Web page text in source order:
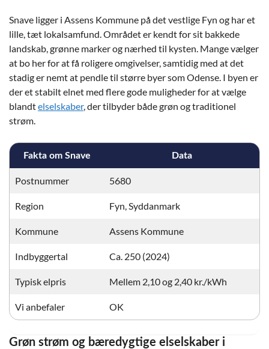
Snave ligger i Assens Kommune på det vestlige Fyn og har et
lille, tæt lokalsamfund. Området er kendt for sit bakkede
landskab, grønne marker og nærhed til kysten. Mange vælger
at bo her for at få roligere omgivelser, samtidig med at det
stadig er nemt at pendle til større byer som Odense. I byen er
der et stabilt elnet med flere gode muligheder for at vælge
blandtelselskaber, der tilbyder både grøn og traditionel
strøm.
Fakta om Snave Data
Postnummer 5680
Region Fyn, Syddanmark
Kommune Assens Kommune
Indbyggertal Ca. 250 (2024)
Typisk elpris Mellem 2,10 og 2,40 kr./kWh
Vi anbefaler OK
Grøn strøm og bæredygtige elselskaber i